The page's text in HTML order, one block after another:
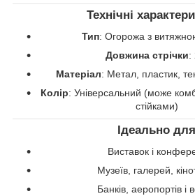
Технічні
Тип: Огорожа з
Довжина стрічки:
Матеріал: Метал, пластик,
Колір: Універсальний (може
стійками)
Ідеально
Виставок і
Музеїв, галерей,
Банків, аеропортів і